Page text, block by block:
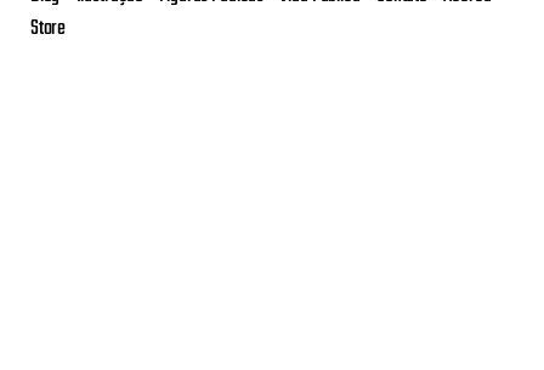
Store